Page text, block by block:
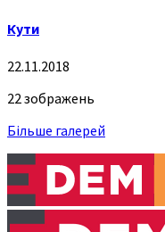
Кути
22.11.2018
22 зображень
Більше галерей